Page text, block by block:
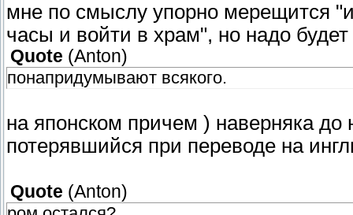
мне по смыслу упорно мерещится
часы и войти в храм", но надо
Quote (Anton)
понапридумывают всякого.
на японском причем ) наверняка
потерявшийся при переводе на
Quote (Anton)